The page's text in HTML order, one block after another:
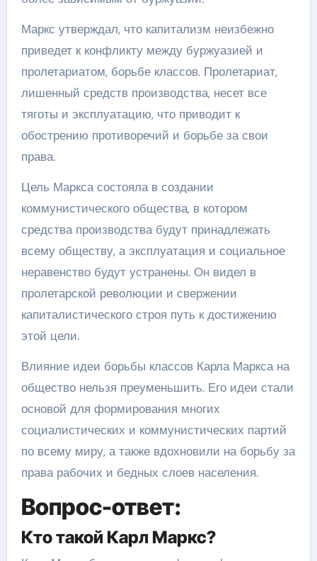
Маркс утверждал, что капитализм неизбежно
приведет к конфликту между буржуазией и
пролетариатом, борьбе классов. Пролетариат,
лишенный средств производства, несет все
тяготы и эксплуатацию, что приводит к
обострению противоречий и борьбе за свои
права.
Цель Маркса состояла в создании
коммунистического общества, в котором
средства производства будут принадлежать
всему обществу, а эксплуатация и социальное
неравенство будут устранены. Он видел в
пролетарской революции и свержении
капиталистического строя путь к достижению
этой цели.
Влияние идеи борьбы классов Карла Маркса на
общество нельзя преуменьшить. Его идеи стали
основой для формирования многих
социалистических и коммунистических партий
по всему миру, а также вдохновили на борьбу за
права рабочих и бедных слоев населения.
Вопрос-ответ:
Кто такой Карл Маркс?